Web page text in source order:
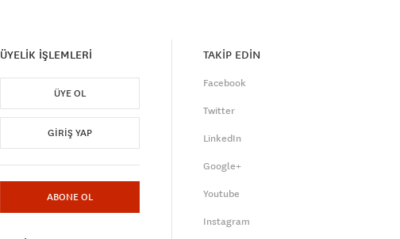
ÜYELİK İŞLEMLERİ
ÜYE OL
GIRIŞ YAP
ABONE OL
TAKİP EDİN
Facebook
Twitter
LinkedIn
Google+
Youtube
Instagram